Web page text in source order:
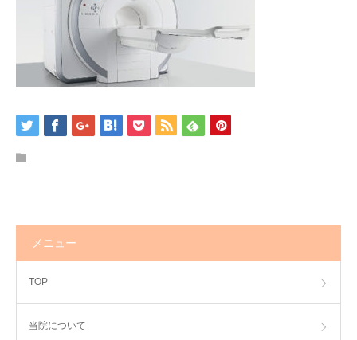
メニュー
TOP
当院について
自費注射
診療時間